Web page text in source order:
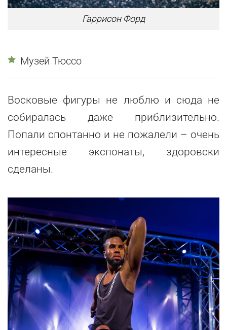
Гаррисон Форд
Музей Тюссо
Восковые фигуры не люблю и сюда не
собиралась даже приблизительно.
Попали спонтанно и не пожалели – очень
интересные экспонаты, здоровски
сделаны.